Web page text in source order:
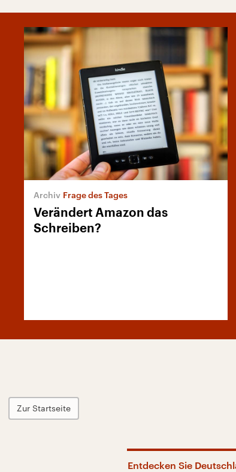
Frage des Tages
Verändert Amazon das
Schreiben?
Zur Startseite
Entdecken Sie